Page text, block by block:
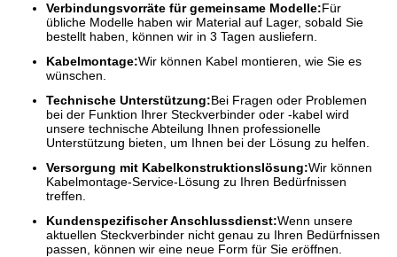
Verbindungsvorräte für gemeinsame Modelle:Für
übliche Modelle haben wir Material auf Lager, sobald Sie
bestellt haben, können wir in 3 Tagen ausliefern.
Kabelmontage:Wir können Kabel montieren, wie Sie es
wünschen.
Technische Unterstützung:Bei Fragen oder Problemen
bei der Funktion Ihrer Steckverbinder oder -kabel wird
unsere technische Abteilung Ihnen professionelle
Unterstützung bieten, um Ihnen bei der Lösung zu helfen.
Versorgung mit Kabelkonstruktionslösung:Wir können
Kabelmontage-Service-Lösung zu Ihren Bedürfnissen
treffen.
Kundenspezifischer Anschlussdienst:Wenn unsere
aktuellen Steckverbinder nicht genau zu Ihren Bedürfnissen
passen, können wir eine neue Form für Sie eröffnen.